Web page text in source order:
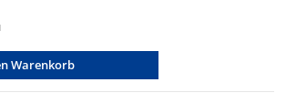
Warenkorb